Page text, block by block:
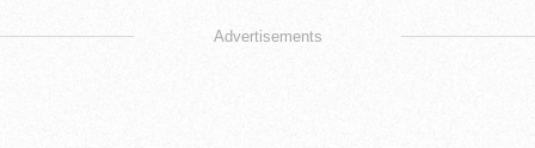
Advertisements